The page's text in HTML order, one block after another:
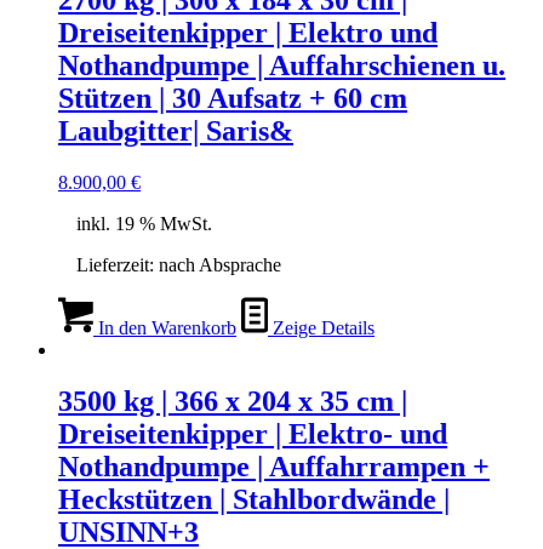
Dreiseitenkipper | Elektro und
Nothandpumpe | Auffahrschienen u.
Stützen | 30 Aufsatz + 60 cm
Laubgitter| Saris&
8.900,00 €
inkl. 19 % MwSt.
Lieferzeit: nach Absprache
In den Warenkorb Zeige Details
3500 kg | 366 x 204 x 35 cm |
Dreiseitenkipper | Elektro- und
Nothandpumpe | Auffahrrampen +
Heckstützen | Stahlbordwände |
UNSINN+3